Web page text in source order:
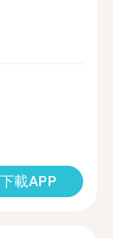
下載APP